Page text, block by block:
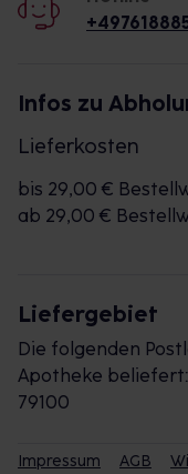
Infos zu
Lieferkosten
bis 29,00 €
ab 29,00 €
Liefergebiet
Die folgenden
Apotheke beliefert:
79100
Impressum AGB